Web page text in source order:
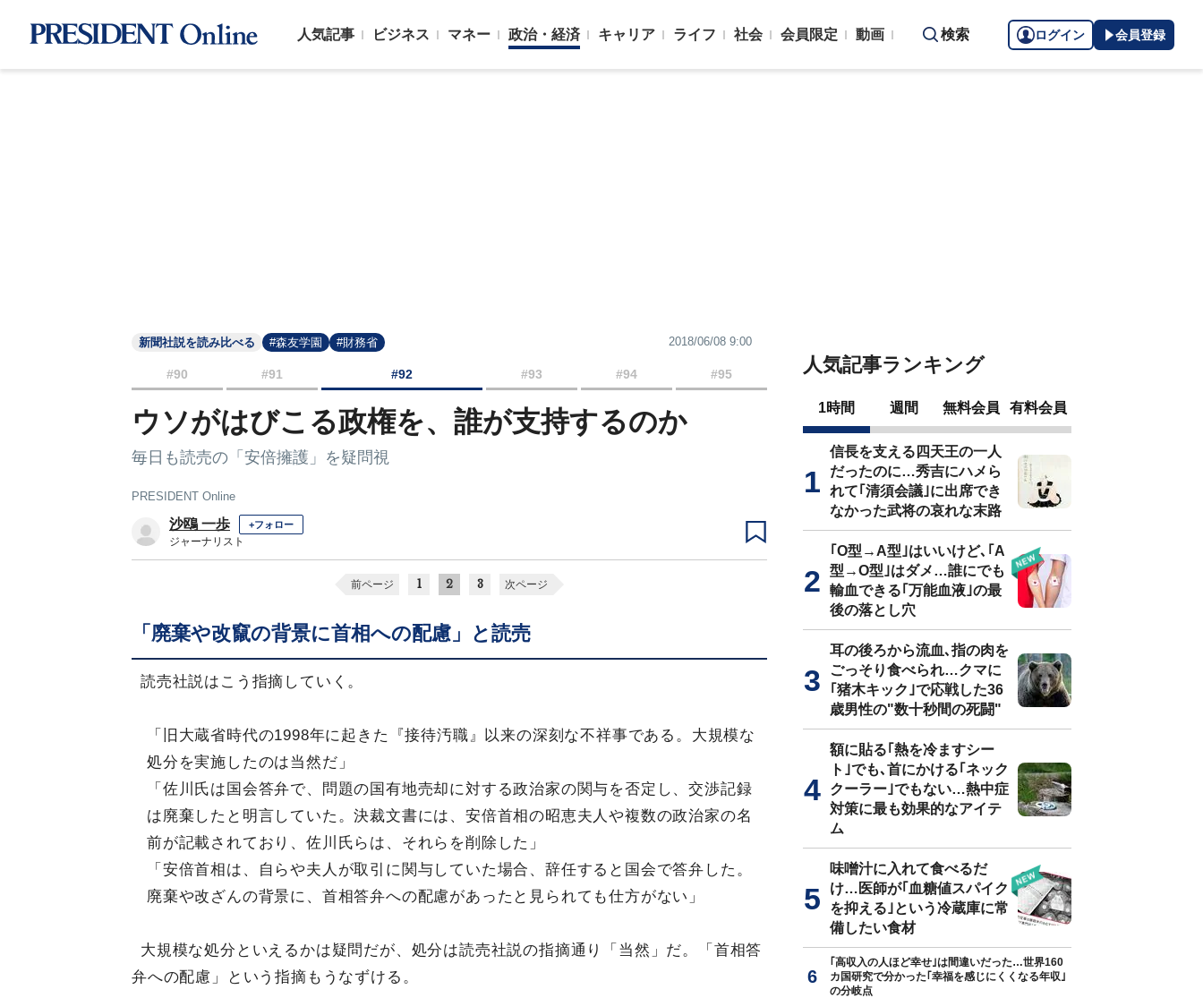
人気記事 ビジネス マネー 政治・経済 キャリア ライフ 社会 会員限定 動画 検索 ログイン 会員登録
新聞社説を読み比べる #森友学園 #財務省 2018/06/08 9:00
#90 #91 #92 #93 #94 #95
ウソがはびこる政権を、誰が支持するのか
毎日も読売の「安倍擁護」を疑問視
PRESIDENT Online
沙鴎 一歩 +フォロー
ジャーナリスト
前ページ 1 2 3 次ページ
「廃棄や改竄の背景に首相への配慮」と読売
読売社説はこう指摘していく。
「旧大蔵省時代の1998年に起きた『接待汚職』以来の深刻な不祥事である。大規模な
処分を実施したのは当然だ」
「佐川氏は国会答弁で、問題の国有地売却に対する政治家の関与を否定し、交渉記録
は廃棄したと明言していた。決裁文書には、安倍首相の昭恵夫人や複数の政治家の名
前が記載されており、佐川氏らは、それらを削除した」
「安倍首相は、自らや夫人が取引に関与していた場合、辞任すると国会で答弁した。
廃棄や改ざんの背景に、首相答弁への配慮があったと見られても仕方がない」
大規模な処分といえるかは疑問だが、処分は読売社説の指摘通り「当然」だ。「首相答
弁への配慮」という指摘もうなずける。
人気記事ランキング
1時間 週間 無料会員 有料会員
信長を支える四天王の一人
だったのに…秀吉にハメら
れて｢清須会議｣に出席でき
なかった武将の哀れな末路
｢O型→A型｣はいいけど､｢A
型→O型｣はダメ…誰にでも
輸血できる｢万能血液｣の最
後の落とし穴
耳の後ろから流血､指の肉を
ごっそり食べられ…クマに
｢猪木キック｣で応戦した36
歳男性の"数十秒間の死闘"
額に貼る｢熱を冷ますシー
ト｣でも､首にかける｢ネック
クーラー｣でもない…熱中症
対策に最も効果的なアイテ
ム
味噌汁に入れて食べるだ
け…医師が｢血糖値スパイク
を抑える｣という冷蔵庫に常
備したい食材
｢高収入の人ほど幸せ｣は間違いだった…世界160
カ国研究で分かった｢幸福を感じにくくなる年収｣
の分岐点